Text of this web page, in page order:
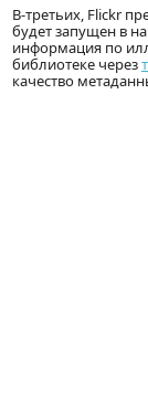
В-третьих, Flickr
будет запущен в
информация по
библиотеке через
качество